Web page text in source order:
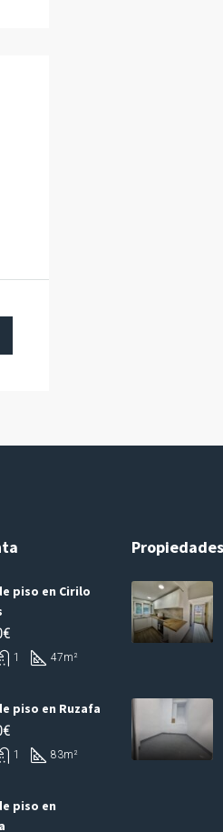
piso en Cirilo
1 47m²
piso en Ruzafa
1 83m²
piso en